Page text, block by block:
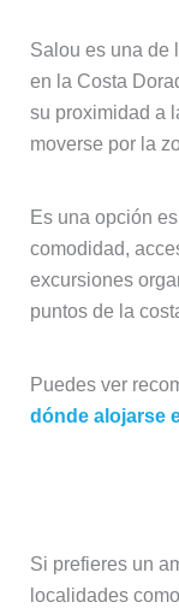
Salou es una de
en la Costa
su proximidad a
moverse por la
Es una opción
comodidad,
excursiones
puntos de la
Puedes ver
dónde alojarse
Si prefieres un
localidades